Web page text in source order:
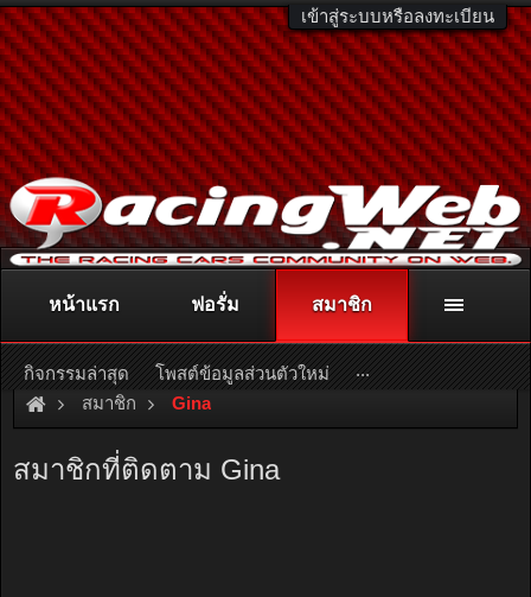
เข้าสู่ระบบหรือลงทะเบียน
ติดต่อลงโฆษณา racingweb@gmail.comหรือโทร. 081-811-1138
หรืออ่านรายละเอียดเพิ่มเติม คลิกที่นี่
สมาชิก Gina
สมาชิกที่ติดตาม Gina
หน้าแรก ฟอรั่ม สมาชิก
กิจกรรมล่าสุด โพสต์ข้อมูลส่วนตัวใหม่ ...